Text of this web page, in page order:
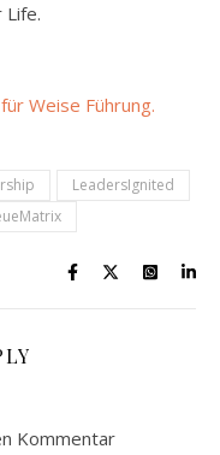
Life.
Weise Führung.
LeadersIgnited
Kommentar